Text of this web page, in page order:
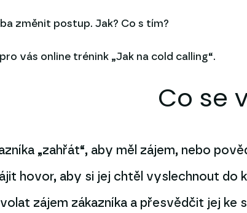
změnit postup. Jak? Co s tím?
vás online trénink „Jak na cold calling“.
Co se
„zahřát“, aby měl zájem, nebo
hovor, aby si jej chtěl vyslechnout do
zájem zákazníka a přesvědčit jej ke